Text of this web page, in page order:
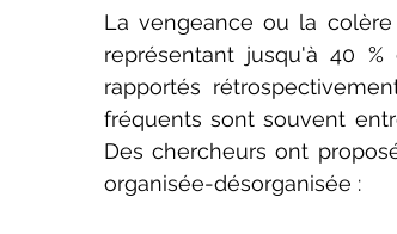
La vengeance ou la
représentant jusqu'à 40
rapportés
fréquents sont souvent
Des chercheurs ont
organisée-désorganisée :